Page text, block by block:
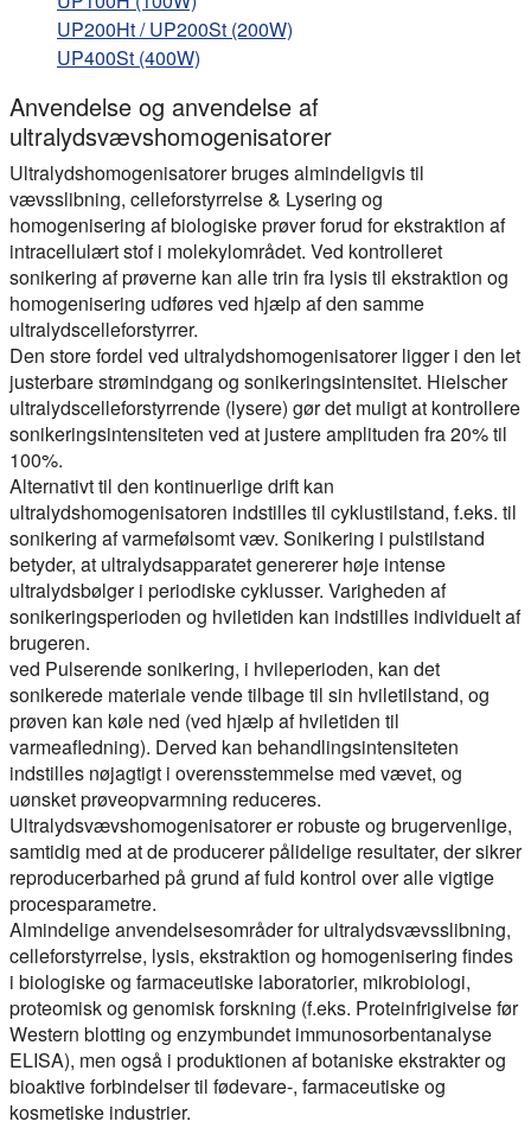
UP200Ht /UP200St (200W)
UP400St (400W)
Anvendelse og anvendelse af
ultralydsvævshomogenisatorer
Ultralydshomogenisatorer bruges almindeligvis til
vævsslibning, celleforstyrrelse & Lysering og
homogenisering af biologiske prøver forud for ekstraktion af
intracellulært stof i molekylområdet. Ved kontrolleret
sonikering af prøverne kan alle trin fra lysis til ekstraktion og
homogenisering udføres ved hjælp af den samme
ultralydscelleforstyrrer.
Den store fordel ved ultralydshomogenisatorer ligger i den let
justerbare strømindgang og sonikeringsintensitet. Hielscher
ultralydscelleforstyrrende (lysere) gør det muligt at kontrollere
sonikeringsintensiteten ved at justere amplituden fra 20% til
100%.
Alternativt til den kontinuerlige drift kan
ultralydshomogenisatoren indstilles til cyklustilstand, f.eks. til
sonikering af varmefølsomt væv. Sonikering i pulstilstand
betyder, at ultralydsapparatet genererer høje intense
ultralydsbølger i periodiske cyklusser. Varigheden af
sonikeringsperioden og hviletiden kan indstilles individuelt af
brugeren.
ved Pulserende sonikering, i hvileperioden, kan det
sonikerede materiale vende tilbage til sin hviletilstand, og
prøven kan køle ned (ved hjælp af hviletiden til
varmeafledning). Derved kan behandlingsintensiteten
indstilles nøjagtigt i overensstemmelse med vævet, og
uønsket prøveopvarmning reduceres.
Ultralydsvævshomogenisatorer er robuste og brugervenlige,
samtidig med at de producerer pålidelige resultater, der sikrer
reproducerbarhed på grund af fuld kontrol over alle vigtige
procesparametre.
Almindelige anvendelsesområder for ultralydsvævsslibning,
celleforstyrrelse, lysis, ekstraktion og homogenisering findes
i biologiske og farmaceutiske laboratorier, mikrobiologi,
proteomisk og genomisk forskning (f.eks. Proteinfrigivelse før
Western blotting og enzymbundet immunosorbentanalyse
ELISA), men også i produktionen af botaniske ekstrakter og
bioaktive forbindelser til fødevare-, farmaceutiske og
kosmetiske industrier.